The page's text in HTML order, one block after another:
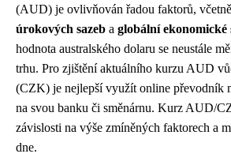
(AUD) je ovlivňován řadou faktorů, včetně
úrokových sazeb a globální ekonomické
hodnota australského dolaru se neustále
trhu. Pro zjištění aktuálního kurzu AUD
(CZK) je nejlepší využít online převodník
na svou banku či směnárnu. Kurz AUD/
závislosti na výše zmíněných faktorech a
dne.